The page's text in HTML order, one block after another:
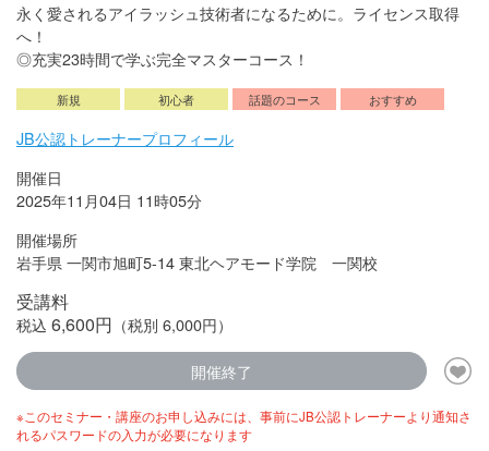
永く愛されるアイラッシュ技術者になるために。ライセンス取得
へ！
◎充実23時間で学ぶ完全マスターコース！
新規 初心者 話題のコース おすすめ
JB公認トレーナープロフィール
開催日
2025年11月04日 11時05分
開催場所
岩手県 一関市旭町5-14 東北ヘアモード学院 一関校
受講料
税込 6,600円 （税別 6,000円）
開催終了
※このセミナー・講座のお申し込みには、事前にJB公認トレーナーより通知さ
れるパスワードの入力が必要になります